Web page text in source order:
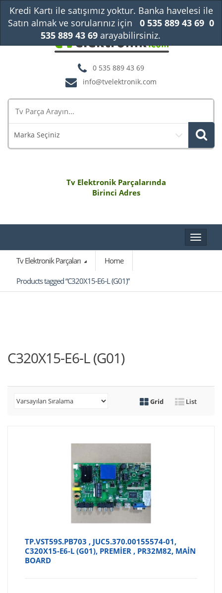
0 535 889 43 69
info@tvelektronik.com
Marka Seçiniz
Tv Elektronik Parçalarında
Birinci Adres
Toggle
Tv Elektronik Parçaları
Home
Products tagged “C320X15-E6-L (G01)”
C320X15-E6-L (G01)
Grid List
TP.VST59S.PB703 , JUC5.370.00155574-01,
C320X15-E6-L (G01), PREMİER , PR32M82, MAİN
BOARD
Kredi Kartı ile satışımız yoktur. Banka havelesi ile
Satın almak ve sorularınız için
0 535 889 43 69 0
535 889 43 69arayabilirsiniz.